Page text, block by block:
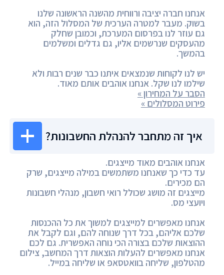
אנחנו חברה יציבה ורווחית מהשנה הראשונה שלנו
בשוק. מעבר למטרה הערכית של המסלול הזה, הוא
גם עוזר לנו בפרסום המערכת, וכמובן שחלק
מהעסקים שנרשמים אליו, גם גדלים ומשלמים
בהמשך.
יש לנו לקוחות שנמצאים איתנו כבר שנים רבות ולא
שילמו לנו שקל. אנחנו אוהבים אותם מאוד.
הסבר על המחירון »
פירוט המסלולים »
איך זה מתחבר להנהלת החשבונות?
אנחנו אוהבים מאוד מייצגים.
עד כדי כך שאנחנו משתמשים במילה מייצגים, שרק
הם מכירים.
מייצגים זה מושג שכולל רואי חשבון, מנהלי חשבונות
ויועצי מס.
אנחנו מאפשרים למייצגים למשוך את כל ההכנסות
שלכם אליהם, בכל דרך שנוחה להם, וגם לקבל את
ההוצאות שלכם בצורה הכי נוחה האפשרית. גם לכם
אנחנו מאפשרים להעלות הוצאות דרך המחשב, צילום
מהטלפון, שליחה בוואטסאפ או שליחה במייל.